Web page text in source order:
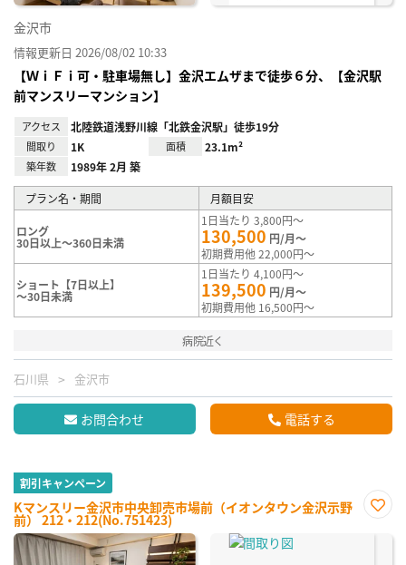
金沢市
情報更新日 2026/08/02 10:33
【ＷｉＦｉ可・駐車場無し】金沢エムザまで徒歩６分、【金沢駅
前マンスリーマンション】
アクセス 北陸鉄道浅野川線「北鉄金沢駅」徒歩19分
間取り 1K 面積 23.1m²
築年数 1989年 2月 築
プラン名・期間 月額目安
ロング
30日以上～360日未満
1日当たり 3,800円～
130,500 円/月～
初期費用他 22,000円～
ショート【7日以上】
～30日未満
1日当たり 4,100円～
139,500 円/月～
初期費用他 16,500円～
病院近く
石川県 金沢市
お問合わせ 電話する
割引キャンペーン
Kマンスリー金沢市中央卸売市場前（イオンタウン金沢示野
前） 212・212(No.751423)
に入